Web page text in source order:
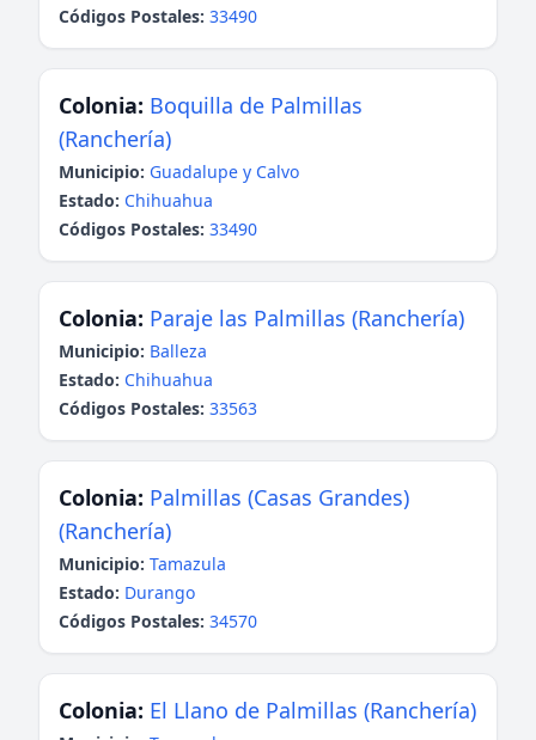
Códigos Postales: 33490
Colonia: Boquilla de Palmillas
(Ranchería)
Municipio: Guadalupe y Calvo
Estado: Chihuahua
Códigos Postales: 33490
Colonia: Paraje las Palmillas (Ranchería)
Municipio: Balleza
Estado: Chihuahua
Códigos Postales: 33563
Colonia: Palmillas (Casas Grandes)
(Ranchería)
Municipio: Tamazula
Estado: Durango
Códigos Postales: 34570
Colonia: El Llano de Palmillas (Ranchería)